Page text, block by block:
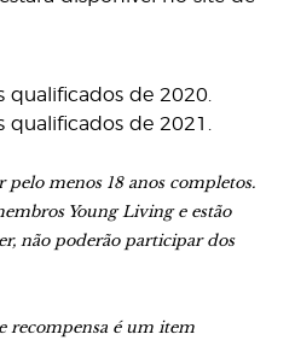
qualificados de 2020.
qualificados de 2021.
menos 18 anos completos.
Young Living e estão
não poderão participar dos
recompensa é um item